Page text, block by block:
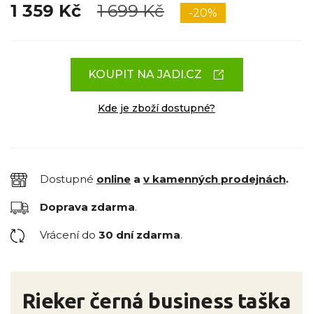
1 359 Kč 1 699 Kč -20%
KOUPIT NA JADI.CZ
Kde je zboží dostupné?
Dostupné online a v kamenných prodejnách.
Doprava zdarma.
Vrácení do 30 dní zdarma.
Rieker černá business taška